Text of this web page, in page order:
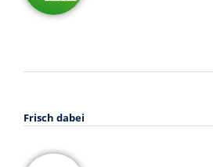
Frisch dabei